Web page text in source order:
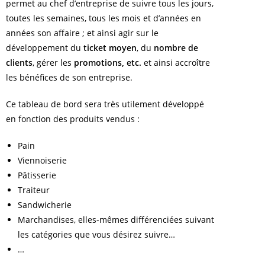
permet au chef d’entreprise de suivre tous les jours,
toutes les semaines, tous les mois et d’années en
années son affaire ; et ainsi agir sur le
développement du ticket moyen, du nombre de
clients, gérer les promotions, etc. et ainsi accroître
les bénéfices de son entreprise.
Ce tableau de bord sera très utilement développé
en fonction des produits vendus :
Pain
Viennoiserie
Pâtisserie
Traiteur
Sandwicherie
Marchandises, elles-mêmes différenciées suivant
les catégories que vous désirez suivre…
…